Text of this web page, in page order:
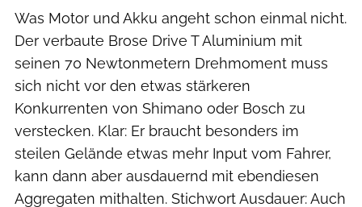
Was Motor und Akku angeht schon einmal nicht.
Der verbaute Brose Drive T Aluminium mit
seinen 70 Newtonmetern Drehmoment muss
sich nicht vor den etwas stärkeren
Konkurrenten von Shimano oder Bosch zu
verstecken. Klar: Er braucht besonders im
steilen Gelände etwas mehr Input vom Fahrer,
kann dann aber ausdauernd mit ebendiesen
Aggregaten mithalten. Stichwort Ausdauer: Auch